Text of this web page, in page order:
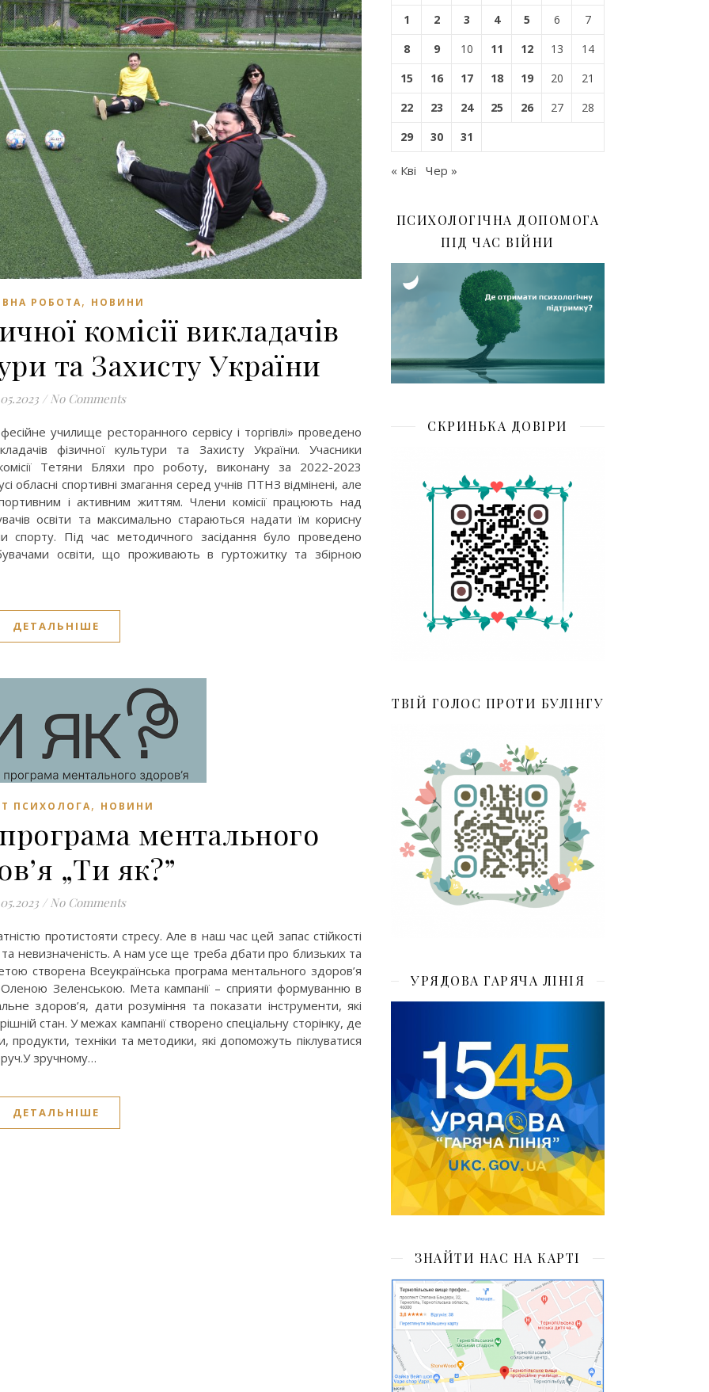
РОБОТА, НОВИНИ
комісії викладачів
та Захисту України
/ No Comments
училище ресторанного сервісу і торгівлі» проведено
фізичної культури та Захисту України. Учасники
Тетяни Бляхи про роботу, виконану за 2022-2023
обласні спортивні змагання серед учнів ПТНЗ відмінені, але
і активним життям. Члени комісії працюють над
освіти та максимально стараються надати їм корисну
Під час методичного засідання було проведено
освіти, що проживають в гуртожитку та збірною
ДЕТАЛЬНІШЕ
ПСИХОЛОГА, НОВИНИ
ментального
„Ти як?”
/ No Comments
протистояти стресу. Але в наш час цей запас стійкості
невизначеність. А нам усе ще треба дбати про близьких та
створена Всеукраїнська програма ментального здоров’я
Оленою Зеленською. Мета кампанії – сприяти формуванню в
здоров’я, дати розуміння та показати інструменти, які
стан. У межах кампанії створено спеціальну сторінку, де
продукти, техніки та методики, які допоможуть піклуватися
зручному…
ДЕТАЛЬНІШЕ
1
2 3 4 5 6
7
8
9 10 11 12 13
14
15
16 17 18 19 20
21
22
23 24 25 26 27
28
29
30 31
« Кві Чер »
ПСИХОЛОГІЧНА ДОПОМОГА
ПІД ЧАС ВІЙНИ
СКРИНЬКА ДОВІРИ
ТВІЙ ГОЛОС ПРОТИ БУЛІНГУ
УРЯДОВА ГАРЯЧА ЛІНІЯ
ЗНАЙТИ НАС НА КАРТІ